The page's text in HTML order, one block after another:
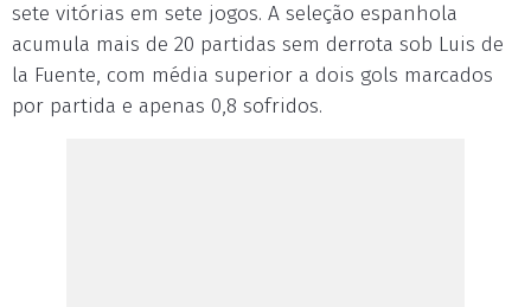
sete vitórias em sete jogos. A seleção espanhola
acumula mais de 20 partidas sem derrota sob Luis de
la Fuente, com média superior a dois gols marcados
por partida e apenas 0,8 sofridos.